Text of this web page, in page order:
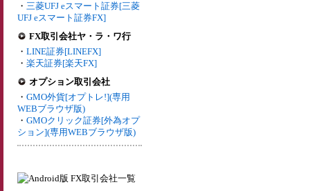
・ 三菱UFJ eスマート証券[三菱
UFJ eスマート証券FX]
FX取引会社ヤ・ラ・ワ行
・ LINE証券[LINEFX]
・ 楽天証券[楽天FX]
オプション取引会社
・ GMO外貨[オプトレ!](専用
WEBブラウザ版)
・ GMOクリック証券[外為オプ
ション](専用WEBブラウザ版)